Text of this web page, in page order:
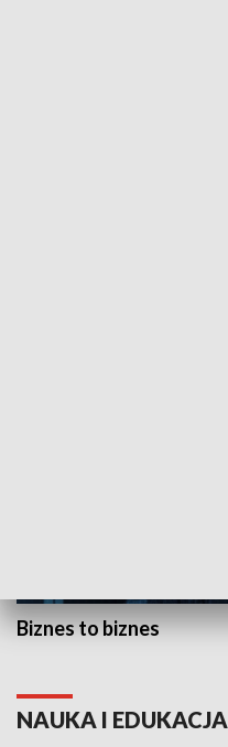
Biznes to biznes
NAUKA I EDUKACJA